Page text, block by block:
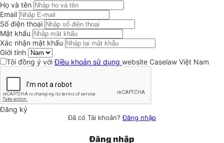
Họ và tên
Email
Số điện thoại
Mật khẩu
Xác nhận mật khẩu
Giới tính
Tôi đồng ý vớiĐiều khoản sử dụng website Caselaw Việt Nam
Đăng ký
Đã có Tài khoản?Đăng nhập
Đăng nhập